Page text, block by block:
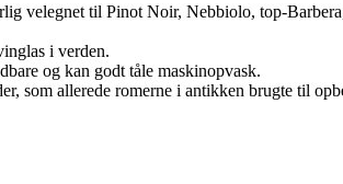
velegnet til Pinot Noir, Nebbiolo, top-
i verden.
og kan godt tåle maskinopvask.
som allerede romerne i antikken brugte til